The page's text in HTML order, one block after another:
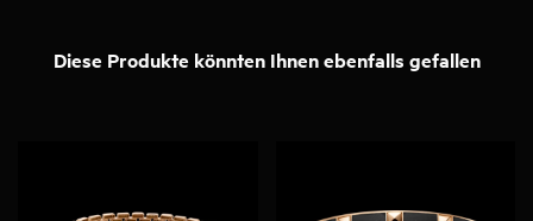
Diese Produkte könnten Ihnen ebenfalls gefallen